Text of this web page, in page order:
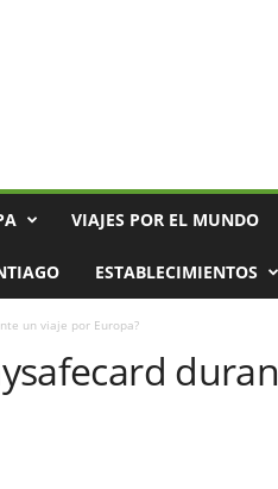
VIAJES POR EL MUNDO
ESTABLECIMIENTOS
un viaje por Europa?